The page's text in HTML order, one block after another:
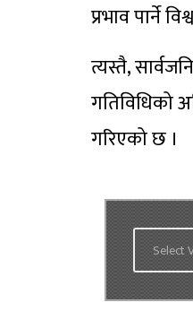
प्रभाव पार्ने
त्यस्तै,
गतिविधिको
गरिएको छ ।
Select